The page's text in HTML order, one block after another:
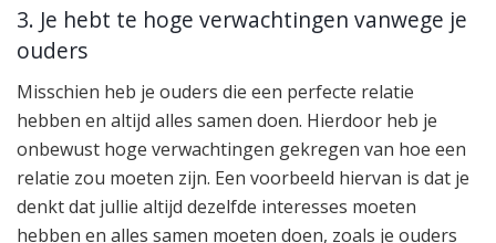
3. Je hebt te hoge verwachtingen vanwege je
ouders
Misschien heb je ouders die een perfecte relatie
hebben en altijd alles samen doen. Hierdoor heb je
onbewust hoge verwachtingen gekregen van hoe een
relatie zou moeten zijn. Een voorbeeld hiervan is dat je
denkt dat jullie altijd dezelfde interesses moeten
hebben en alles samen moeten doen, zoals je ouders